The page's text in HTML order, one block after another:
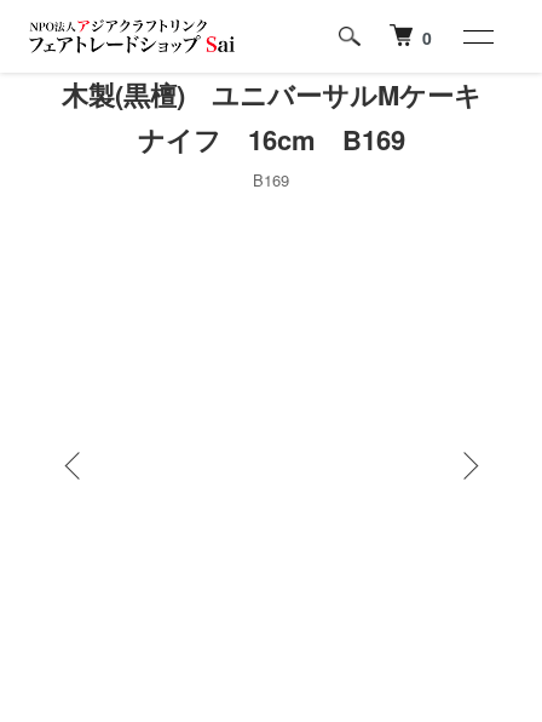
0
木製(黒檀) ユニバーサルMケーキ
ナイフ 16cm B169
B169